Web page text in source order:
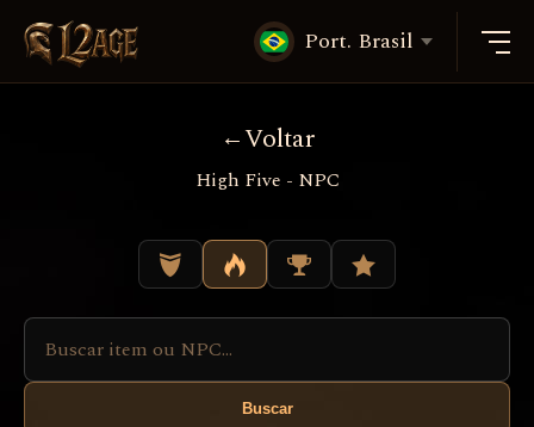
Port. Brasil
Voltar
High Five - NPC
Buscar